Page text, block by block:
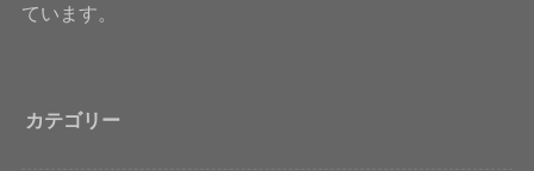
ています。
カテゴリー